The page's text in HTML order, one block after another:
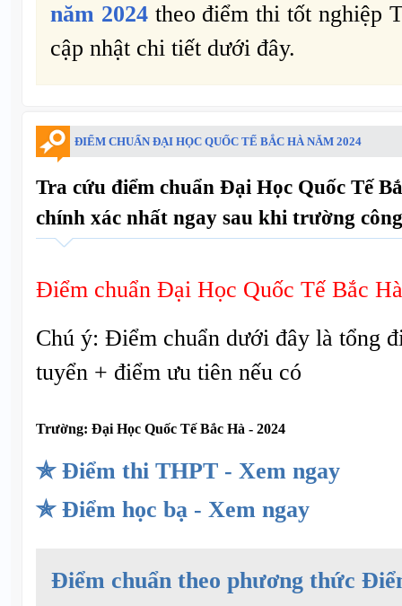
năm 2024theo điểm thi tốt nghiệp
cập nhật chi tiết dưới đây.
ĐIỂM CHUẨN ĐẠI HỌC QUỐC TẾ BẮC HÀ NĂM 2024
Tra cứu điểm chuẩn Đại Học Quốc Tế
chính xác nhất ngay sau khi trường
Điểm chuẩn Đại Học Quốc Tế Bắc
Chú ý: Điểm chuẩn dưới đây là tổng
tuyển + điểm ưu tiên nếu có
Trường: Đại Học Quốc Tế Bắc Hà - 2024
✯ Điểm thi THPT - Xem ngay
✯ Điểm học bạ - Xem ngay
Điểm chuẩn theo phương thức